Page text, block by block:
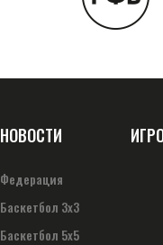
НОВОСТИ
Федерация
Баскетбол 3х3
Баскетбол 5х5